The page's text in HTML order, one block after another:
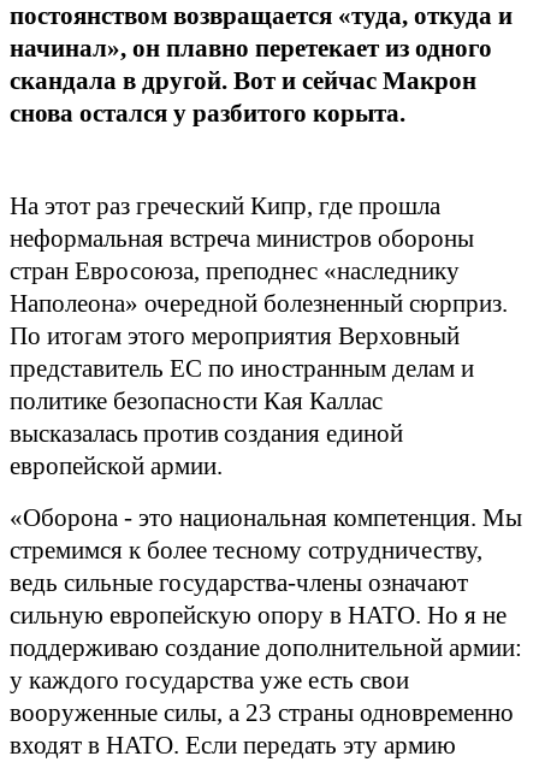
постоянством возвращается «туда, откуда и
начинал», он плавно перетекает из одного
скандала в другой. Вот и сейчас Макрон
снова остался у разбитого корыта.
На этот раз греческий Кипр, где прошла
неформальная встреча министров обороны
стран Евросоюза, преподнес «наследнику
Наполеона» очередной болезненный сюрприз.
По итогам этого мероприятия Верховный
представитель ЕС по иностранным делам и
политике безопасности Кая Каллас
высказалась противсоздания единой
европейской армии.
«Оборона - это национальная компетенция. Мы
стремимся к более тесному сотрудничеству,
ведь сильные государства-члены означают
сильную европейскую опору в НАТО. Но я не
поддерживаю создание дополнительной армии:
у каждого государства уже есть свои
вооруженные силы, а 23 страны одновременно
входят в НАТО. Если передать эту армию